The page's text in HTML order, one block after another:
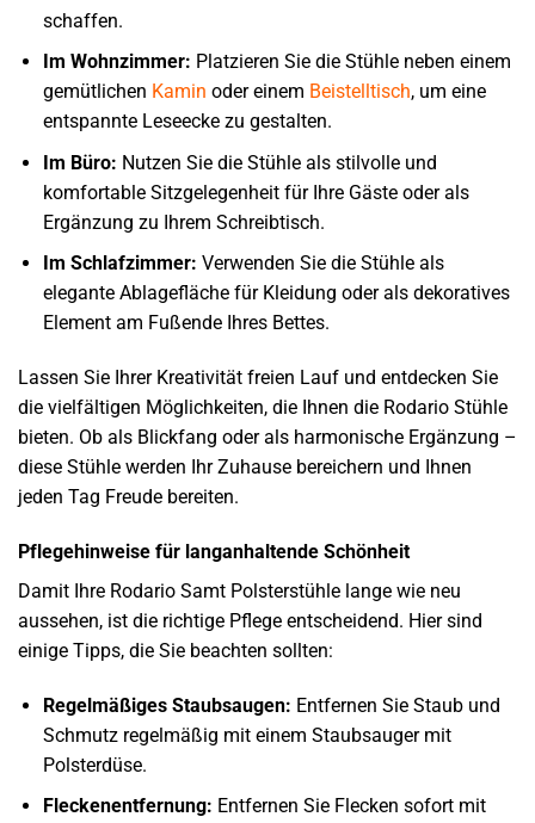
schaffen.
Im Wohnzimmer: Platzieren Sie die Stühle neben einem
gemütlichen Kamin oder einem Beistelltisch, um eine
entspannte Leseecke zu gestalten.
Im Büro: Nutzen Sie die Stühle als stilvolle und
komfortable Sitzgelegenheit für Ihre Gäste oder als
Ergänzung zu Ihrem Schreibtisch.
Im Schlafzimmer: Verwenden Sie die Stühle als
elegante Ablagefläche für Kleidung oder als dekoratives
Element am Fußende Ihres Bettes.
Lassen Sie Ihrer Kreativität freien Lauf und entdecken Sie
die vielfältigen Möglichkeiten, die Ihnen die Rodario Stühle
bieten. Ob als Blickfang oder als harmonische Ergänzung –
diese Stühle werden Ihr Zuhause bereichern und Ihnen
jeden Tag Freude bereiten.
Pflegehinweise für langanhaltende Schönheit
Damit Ihre Rodario Samt Polsterstühle lange wie neu
aussehen, ist die richtige Pflege entscheidend. Hier sind
einige Tipps, die Sie beachten sollten:
Regelmäßiges Staubsaugen: Entfernen Sie Staub und
Schmutz regelmäßig mit einem Staubsauger mit
Polsterdüse.
Fleckenentfernung: Entfernen Sie Flecken sofort mit